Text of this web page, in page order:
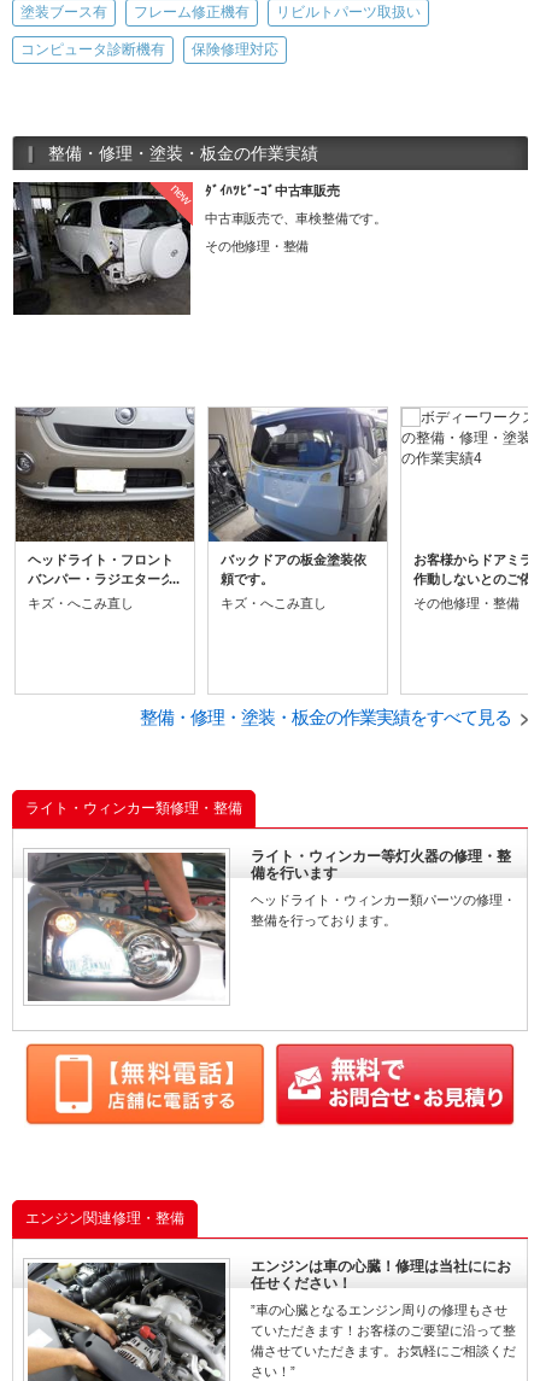
塗装ブース有 フレーム修正機有 リビルトパーツ取扱い
コンピュータ診断機有 保険修理対応
整備・修理・塗装・板金の作業実績
new
ﾀﾞｲﾊﾂﾋﾞｰｺﾞ中古車販売
中古車販売で、車検整備です。
その他修理・整備
ヘッドライト・フロント
バンパー・ラジエターグ
リルは交換です。
キズ・へこみ直し
バックドアの板金塗装依
頼です。
キズ・へこみ直し
お客様からドアミラ
作動しないとのご依
す。リコール修理で
その他修理・整備
整備・修理・塗装・板金の作業実績をすべて見る
ライト・ウィンカー類修理・整備
ライト・ウィンカー等灯火器の修理・整
備を行います
ヘッドライト・ウィンカー類パーツの修理・
整備を行っております。
エンジン関連修理・整備
エンジンは車の心臓！修理は当社ににお
任せください！
”車の心臓となるエンジン周りの修理もさせ
ていただきます！お客様のご要望に沿って整
備させていただきます。お気軽にご相談くだ
さい！”